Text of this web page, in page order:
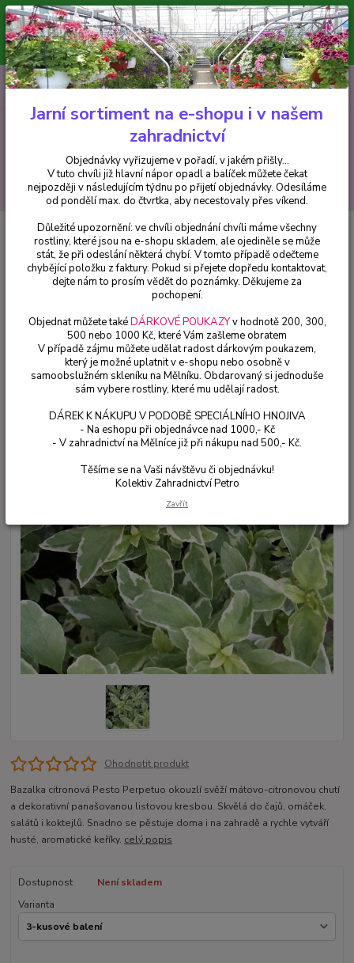
Minimální hodnota pro odeslání z e-shopu je 300 Kč.
V tuto chvíli již hlavní nápor objednávek opadl a balíček můžete čekat
nejpozději v následujícím týdnu po přijetí objednávky. Objednávky
vyřizujeme v pořadí, v jakém přišly...
CZK
Hledat
+420 602 223 614 0ks
za0 Kč
Bylinky a léčivky
Ocimum Bas. Pesto perpetou-Bazalka citronová -
cena za kus v 3-kusovém balení
Ocimum Bas. Pesto perpetou-
Bazalka citronová - cena za kus v
3-kusovém balení
Ohodnotit produkt
Bazalka citronová Pesto Perpetuo okouzlí svěží mátovo-citronovou chutí
a dekorativní panašovanou listovou kresbou. Skvělá do čajů, omáček,
salátů i koktejlů. Snadno se pěstuje doma i na zahradě a rychle vytváří
husté, aromatické keříky. celý popis
Dostupnost
Není skladem
Varianta
Jarní sortiment na e-shopu i v našem
zahradnictví
Objednávky vyřizujeme v pořadí, v jakém přišly...
V tuto chvíli již hlavní nápor opadl a balíček můžete čekat
nejpozději v následujícím týdnu po přijetí objednávky. Odesíláme
od pondělí max. do čtvrtka, aby necestovaly přes víkend.
Důležité upozornění: ve chvíli objednání chvíli máme všechny
rostliny, které jsou na e-shopu skladem, ale ojediněle se může
stát, že při odeslání některá chybí. V tomto případě odečteme
chybějící položku z faktury. Pokud si přejete dopředu kontaktovat,
dejte nám to prosím vědět do poznámky. Děkujeme za
pochopení.
Objednat můžete takéDÁRKOVÉ POUKAZYv hodnotě 200, 300,
500 nebo 1000 Kč, které Vám zašleme obratem
V případě zájmu můžete udělat radost dárkovým poukazem,
který je možné uplatnit v e-shopu nebo osobně v
samoobslužném skleníku na Mělníku. Obdarovaný si jednoduše
sám vybere rostliny, které mu udělají radost.
DÁREK K NÁKUPU V PODOBĚ SPECIÁLNÍHO HNOJIVA
- Na eshopu při objednávce nad 1000,- Kč
- V zahradnictví na Mělníce již při nákupu nad 500,- Kč.
Těšíme se na Vaši návštěvu či objednávku!
Kolektiv Zahradnictví Petro
Zavřít